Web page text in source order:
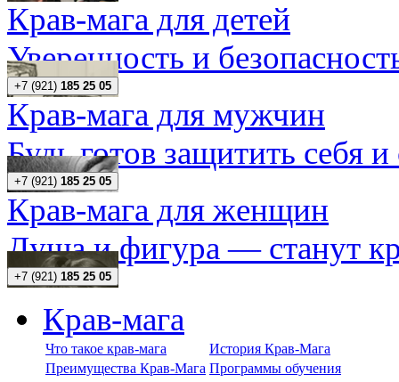
Крав-мага для детей
Уверенность и
+7 (921) 185 25 05
Крав-мага для мужчин
Будь готов защитить себя
+7 (921) 185 25 05
Крав-мага для женщин
Душа и фигура — станут
+7 (921) 185 25 05
Крав-мага
Что такое крав-мага
История Крав-Мага
Преимущества Крав-Мага Программы обучения